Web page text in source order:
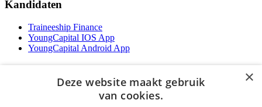
Kandidaten
Traineeship Finance
YoungCapital IOS App
YoungCapital Android App
×
Deze website maakt gebruik
van cookies.